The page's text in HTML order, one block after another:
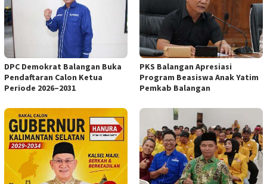
DPC Demokrat Balangan Buka
Pendaftaran Calon Ketua
Periode 2026–2031
PKS Balangan Apresiasi
Program Beasiswa Anak Yatim
Pemkab Balangan